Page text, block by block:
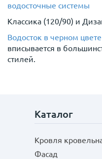
водосточные системы
Классика (120/90) и
Водосток в черном цвете
вписывается в
стилей.
Каталог
Кровля
Фасад